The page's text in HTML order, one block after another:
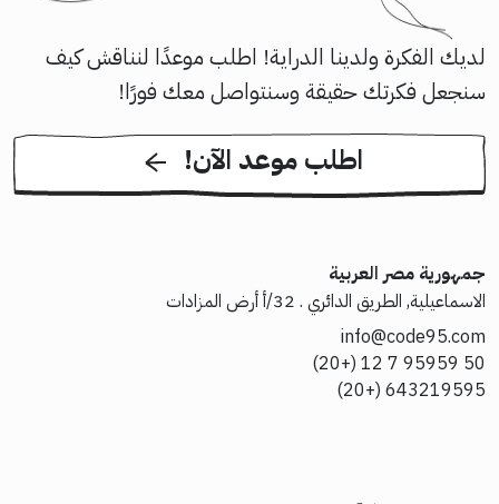
لديك الفكرة ولدينا الدراية! اطلب موعدًا لنناقش كيف
سنجعل فكرتك حقيقة وسنتواصل معك فورًا!
!اطلب موعد الآن
جمهورية مصر العربية
الاسماعيلية, الطريق الدائري . 32/أ أرض المزادات
info@code95.com
50 95959 7 12 (+20)
643219595 (+20)